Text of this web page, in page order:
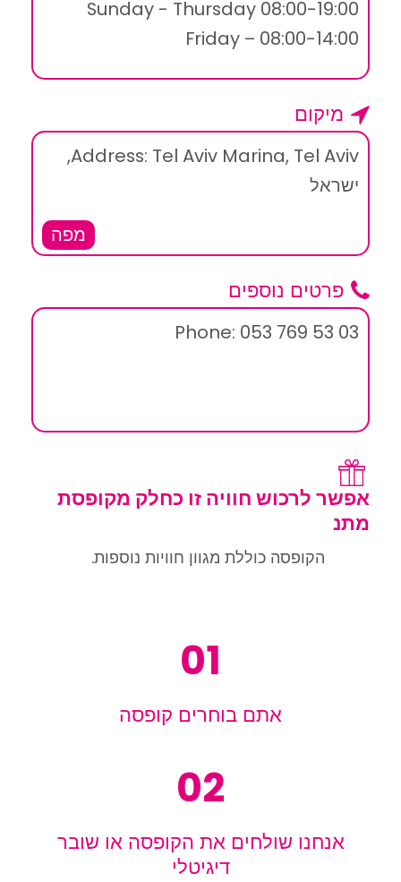
Sunday - Thursday 08:00-19:00
Friday – 08:00-14:00
מיקום
Address: Tel Aviv Marina, Tel Aviv,
ישראל
מפה
פרטים נוספים
Phone: 053 769 53 03
אפשר לרכוש חוויה זו כחלק מקופסת
מתנ
הקופסה כוללת מגוון חוויות נוספות.
01
אתם בוחרים קופסה
02
אנחנו שולחים את הקופסה או שובר
דיגיטלי